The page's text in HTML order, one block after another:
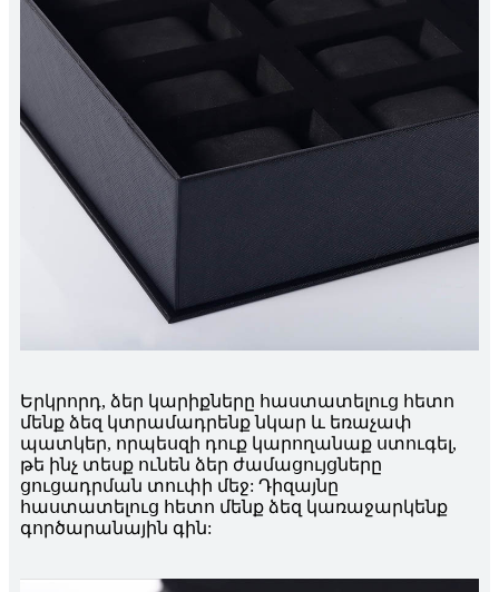
Երկրորդ, ձեր կարիքները հաստատելուց հետո
մենք ձեզ կտրամադրենք նկար և եռաչափ
պատկեր, որպեսզի դուք կարողանաք ստուգել, ​​
թե ինչ տեսք ունեն ձեր ժամացույցները
ցուցադրման տուփի մեջ: Դիզայնը
հաստատելուց հետո մենք ձեզ կառաջարկենք
գործարանային գին: